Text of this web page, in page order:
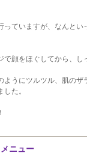
っていますが、なんとい
で顔をほぐしてから、し
ようにツルツル、肌のザ
た。
ニュー